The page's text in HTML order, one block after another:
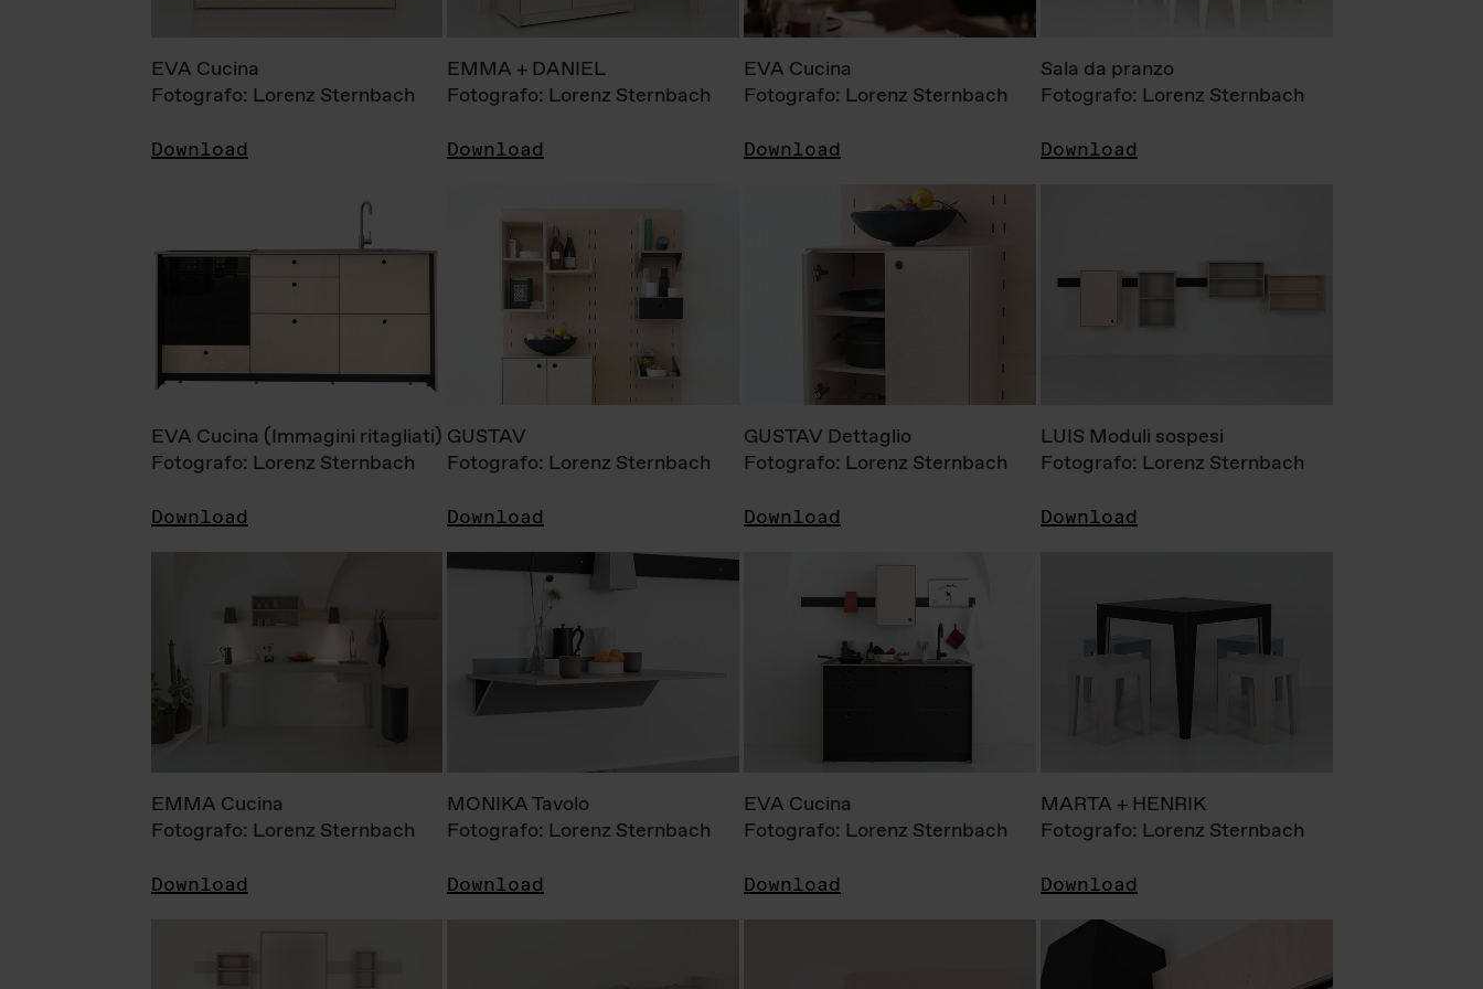
EVA Cucina
Fotografo: Lorenz Sternbach
Download
EMMA + DANIEL
Fotografo: Lorenz Sternbach
Download
EVA Cucina
Fotografo: Lorenz Sternbach
Download
Sala da pranzo
Fotografo: Lorenz Sternbach
Download
EVA Cucina (Immagini ritagliati)
Fotografo: Lorenz Sternbach
Download
GUSTAV
Fotografo: Lorenz Sternbach
Download
GUSTAV Dettaglio
Fotografo: Lorenz Sternbach
Download
LUIS Moduli sospesi
Fotografo: Lorenz Sternbach
Download
EMMA Cucina
Fotografo: Lorenz Sternbach
Download
MONIKA Tavolo
Fotografo: Lorenz Sternbach
Download
EVA Cucina
Fotografo: Lorenz Sternbach
Download
MARTA + HENRIK
Fotografo: Lorenz Sternbach
Download